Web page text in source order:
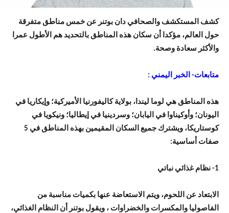
كشف المستكشف والصحافي دان بوتنر عن خمس مناطق متفرقة
حول العالم، مؤكدا أن سكان هذه المناطق بالتحديد هم الأطول عمرا
والأكثر سعادة وصحة.
متابعات- الخبر اليمني :
هذه المناطق هي لوما ليندا، بولاية كاليفورنيا الأميركية؛ وإيكاريا في
اليونان؛ وأوكيناوا في اليابان؛ وسردينيا في إيطاليا؛ ونيكويا في
كوستاريكا، ويشترك جميع السكان المقيمين بهذه المناطق في 5
صفات أساسية:
1- نظام غذائي نباتي
الابتعاد عن اللحوم، ويتم الاستعاضة عنها بكميات مناسبة من
الفاصوليا والمكسرات والخضراوات ، ويقول بوتنر أن النظام الغذائي،